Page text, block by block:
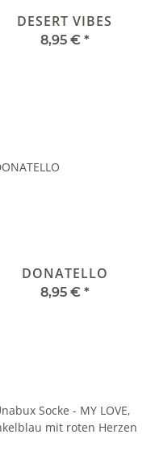
DESERT VIBES
8,95 € *
DONATELLO
8,95 € *